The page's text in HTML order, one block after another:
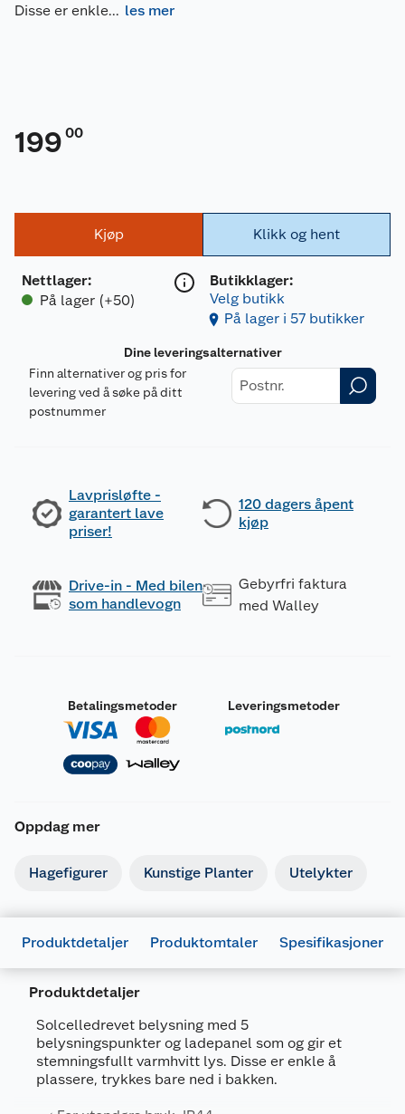
Disse er enkle... les mer
199 00
Kjøp
Nettlager:
På lager (+50)
Klikk og hent
Butikklager:
Velg butikk
På lager i 57 butikker
Dine leveringsalternativer
Finn alternativer og pris for
levering ved å søke på ditt
postnummer
Lavprisløfte -
garantert lave
priser!
120 dagers åpent
kjøp
Drive-in - Med bilen
som handlevogn
Gebyrfri faktura
med Walley
Betalingsmetoder Leveringsmetoder
Oppdag mer
Hagefigurer Kunstige Planter Utelykter
Produktdetaljer Produktomtaler Spesifikasjoner
Produktdetaljer
Solcelledrevet belysning med 5
belysningspunkter og ladepanel som og gir et
stemningsfullt varmhvitt lys. Disse er enkle å
plassere, trykkes bare ned i bakken.
Generelt
Artikkelnummer
7332509146037